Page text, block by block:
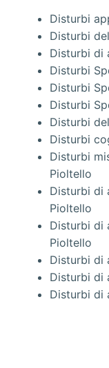
Disturbi
Disturbi
Disturbi di
Disturbi
Disturbi
Disturbi
Disturbi
Disturbi
Disturbi
Pioltello
Disturbi di
Pioltello
Disturbi di
Pioltello
Disturbi di
Disturbi di
Disturbi di